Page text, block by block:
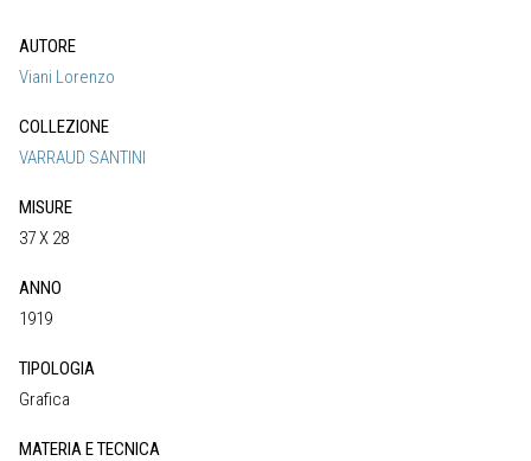
AUTORE
Viani Lorenzo
COLLEZIONE
VARRAUD SANTINI
MISURE
37 X 28
ANNO
1919
TIPOLOGIA
Grafica
MATERIA E TECNICA